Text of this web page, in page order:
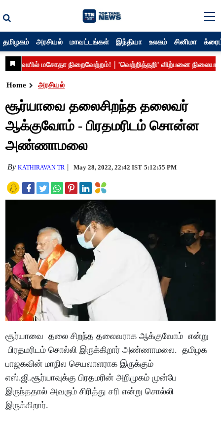
தமிழகம் அரசியல் மாவட்டங்கள் இந்தியா உலகம் சினிமா
Home அரசியல்
சூர்யாவை தலைசிறந்த தலைவர்
ஆக்குவோம் - பிரதமரிடம் சொன்ன
அண்ணாமலை
ByKATHIRAVAN TR May 28, 2022, 22:42 IST 5:12:55 PM
சூர்யாவை தலை சிறந்த தலைவராக ஆக்குவோம் என்று
பிரதமரிடம் சொல்லி இருக்கிறார் அண்ணாமலை. தமிழக
பாஜகவின் மாநில செயலாளராக இருக்கும்
எஸ்.ஜி.சூர்யாவுக்கு பிரதமரின் அறிமுகம் முன்பே
இருந்ததால் அவரும் சிரித்து சரி என்று சொல்லி
இருக்கிறார்.